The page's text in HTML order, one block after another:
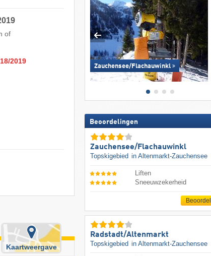
of
2019
Kaartweergave
Zauchensee/​Flachauwinkl
Beoordelingen
Zauchensee/​Flachauwinkl
Topskigebied in Altenmarkt-Zauchensee
Liften
Sneeuwzekerheid
Radstadt/​Altenmarkt
Topskigebied in Altenmarkt-Zauchensee